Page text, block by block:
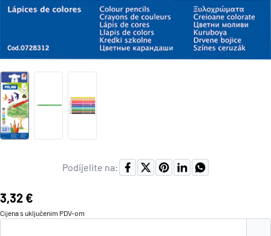
Podijelite na:
Cijena:
3,32 €
Cijena s uključenim PDV-om